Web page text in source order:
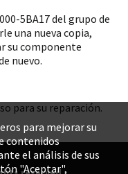
5BA17 del grupo de
una nueva copia,
su componente
nuevo.
para su reparación.
para mejorar su
contenidos
el análisis de sus
"Aceptar",